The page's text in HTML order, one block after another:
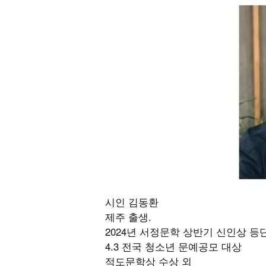
시인 김동환
제주 출생.
2024년 서정문학 상반기 신인상 등
4.3 전국 청소년 문예공모 대상
적도문학상 수상 외